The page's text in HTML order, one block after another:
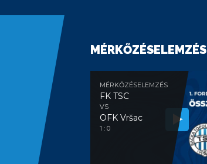
MÉRKŐZÉSELEMZÉS
MÉRKŐZÉSELEMZÉS
FK TSC
VS
OFK Vršac
1 : 0